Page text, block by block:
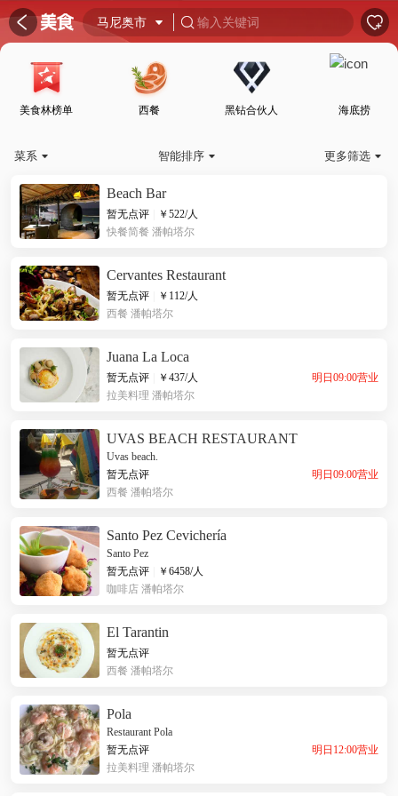
 󰦎 马尼奥市   输入关键词 
美食林榜单 西餐 黑钻合伙人 海底捞
菜系  智能排序  更多筛选 
Beach Bar
暂无点评 ￥ 522/人
快餐简餐 潘帕塔尔
Cervantes Restaurant
暂无点评 ￥ 112/人
西餐 潘帕塔尔
Juana La Loca
暂无点评 ￥ 437/人
明日09:00营业
拉美料理 潘帕塔尔
UVAS BEACH RESTAURANT
Uvas beach.
暂无点评
明日09:00营业
西餐 潘帕塔尔
Santo Pez Cevichería
Santo Pez
暂无点评
￥ 6458/人
咖啡店 潘帕塔尔
El Tarantin
暂无点评
西餐 潘帕塔尔
Pola
Restaurant Pola
暂无点评
明日12:00营业
拉美料理 潘帕塔尔